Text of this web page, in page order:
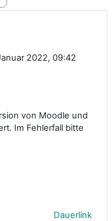
2022, 09:42
von Moodle und
Im Fehlerfall bitte
Dauerlink